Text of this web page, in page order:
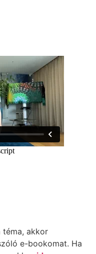
téma, akkor
e-bookomat. Ha